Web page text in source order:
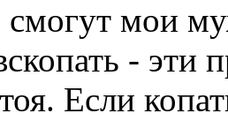
мои
- эти
Если